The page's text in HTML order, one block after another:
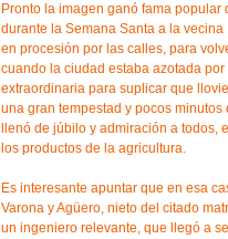
Pronto la imagen ganó fama
durante la Semana Santa a la
en procesión por las calles, para
cuando la ciudad estaba azotada
extraordinaria para suplicar que
una gran tempestad y pocos
llenó de júbilo y admiración a
los productos de la agricultura.
Es interesante apuntar que en esa
Varona y Agüero, nieto del citado
un ingeniero relevante, que llegó a